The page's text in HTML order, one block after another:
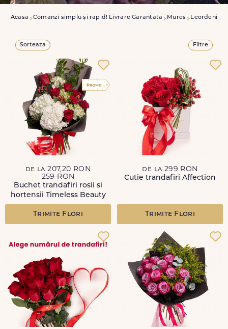
Acasa Comanzi simplu și rapid! Livrare Garantata Mures Leordeni
Sorteaza Filtre
de la 207,20 RON
259 RON
Buchet trandafiri rosii si
hortensii Timeless Beauty
Trimite Flori
de la 299 RON
Cutie trandafiri Affection
Trimite Flori